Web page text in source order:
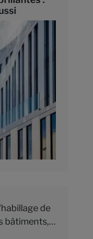
gamme
pour
urbain.
ou
d’être
de
bâtiments,